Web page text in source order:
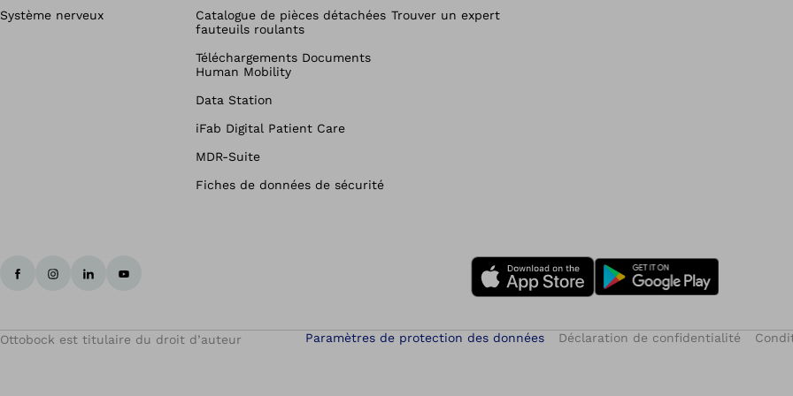
Système nerveux
Catalogue de pièces détachées
fauteuils roulants
Téléchargements Documents
Human Mobility
Data Station
iFab Digital Patient Care
MDR-Suite
Fiches de données de sécurité
Trouver un expert
Ottobock est titulaire du droit d’auteur Paramètres de protection des données Déclaration de confidentialité